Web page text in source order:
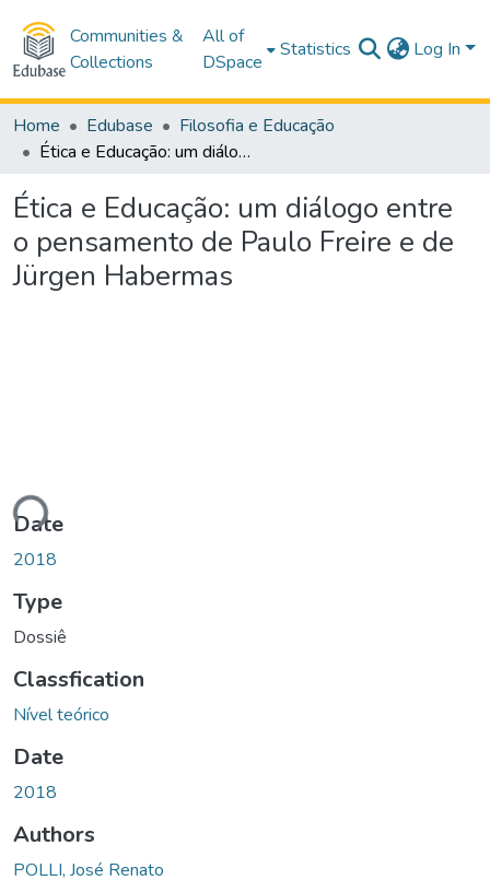
Communities &
Collections
All of
DSpace
Statistics Log In
Home Edubase
Filosofia e Educação
Ética e Educação: um diálogo entre o pensamento de Paulo Freire e de Jürgen Habermas
Ética e Educação: um diálogo entre
o pensamento de Paulo Freire e de
Jürgen Habermas
Date
2018
Type
Dossiê
Classfication
Nível teórico
Date
2018
Authors
POLLI, José Renato